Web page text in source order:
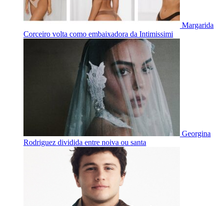
Margarida
Corceiro volta como embaixadora da Intimissimi
Georgina
Rodriguez dividida entre noiva ou santa